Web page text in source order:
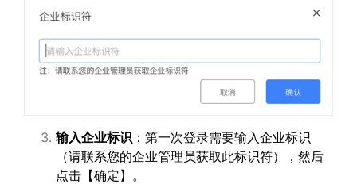
输入企业标识 ：第一次登录需要输入企业标识
（请联系您的企业管理员获取此标识符），然后
点击【确定】。